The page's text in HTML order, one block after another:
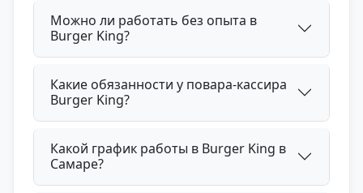
Можно ли работать без опыта в
Burger King?
Какие обязанности у повара-кассира
Burger King?
Какой график работы в Burger King в
Самаре?